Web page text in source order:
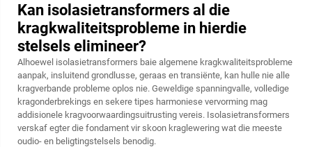
Kan isolasietransformers al die
kragkwaliteitsprobleme in hierdie
stelsels elimineer?
Alhoewel isolasietransformers baie algemene kragkwaliteitsprobleme
aanpak, insluitend grondlusse, geraas en transiënte, kan hulle nie alle
kragverbande probleme oplos nie. Geweldige spanningvalle, volledige
kragonderbrekings en sekere tipes harmoniese vervorming mag
addisionele kragvoorwaardingsuitrusting vereis. Isolasietransformers
verskaf egter die fondament vir skoon kraglewering wat die meeste
oudio- en beligtingstelsels benodig.